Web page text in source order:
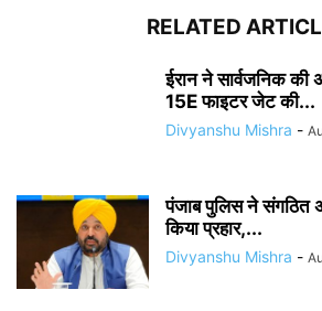
RELATED
ईरान ने सार्वजनिक की
15E फाइटर जेट की...
Divyanshu Mishra -
पंजाब पुलिस ने संगठित
किया प्रहार,...
Divyanshu Mishra -